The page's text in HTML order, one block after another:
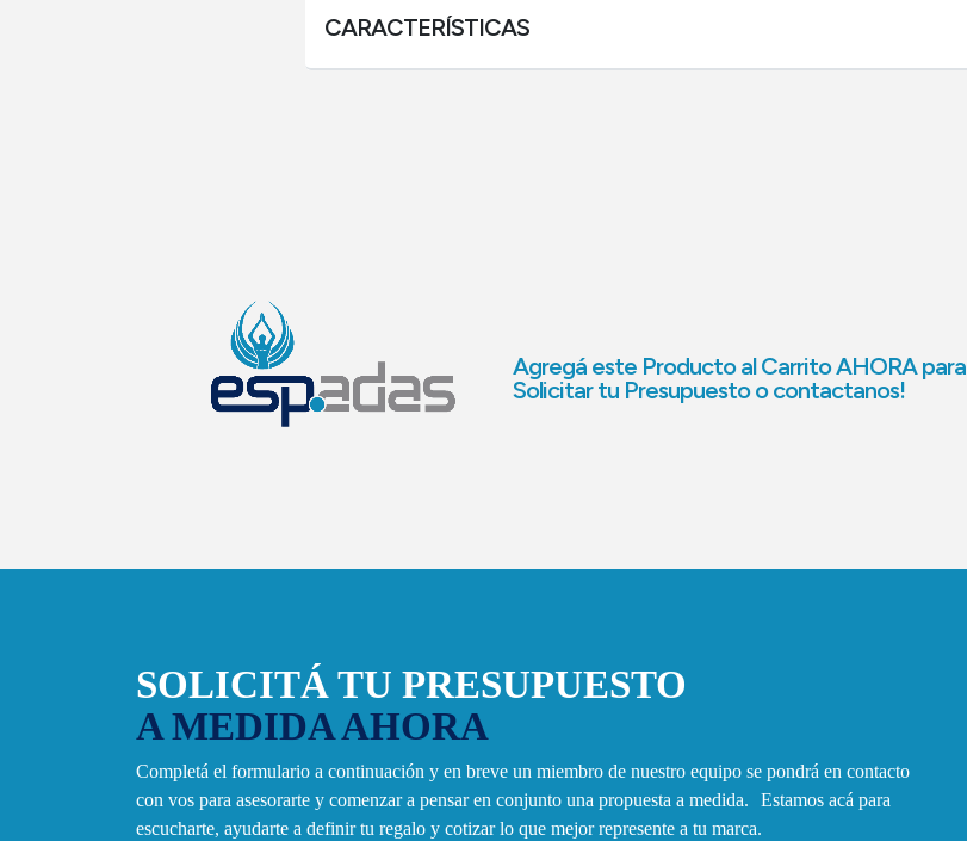
CARACTERÍSTICAS
Agregá este Producto al Carrito AHORA para
Solicitar tu Presupuesto o contactanos!
SOLICITÁ TU PRESUPUESTO
A MEDIDA AHORA
Completá el formulario a continuación y en breve un miembro de nuestro equipo se pondrá en contacto
con vos para asesorarte y comenzar a pensar en conjunto una propuesta a medida. Estamos acá para
escucharte, ayudarte a definir tu regalo y cotizar lo que mejor represente a tu marca.